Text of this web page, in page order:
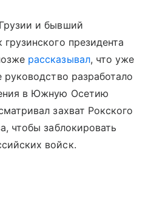
и бывший
президента
рассказывал, что уже
руководство разработало
в Южную Осетию
захват Рокского
чтобы заблокировать
войск.